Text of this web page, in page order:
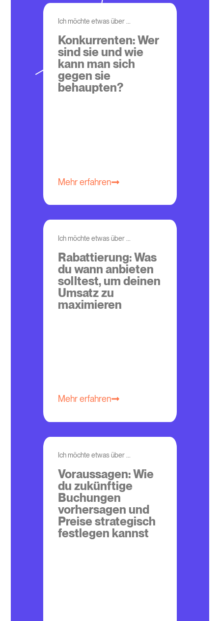
Ich möchte etwas über ...
Konkurrenten: Wer
sind sie und wie
kann man sich
gegen sie
behaupten?
Mehr erfahren
Ich möchte etwas über ...
Rabattierung: Was
du wann anbieten
solltest, um deinen
Umsatz zu
maximieren
Mehr erfahren
Ich möchte etwas über ...
Voraussagen: Wie
du zukünftige
Buchungen
vorhersagen und
Preise strategisch
festlegen kannst